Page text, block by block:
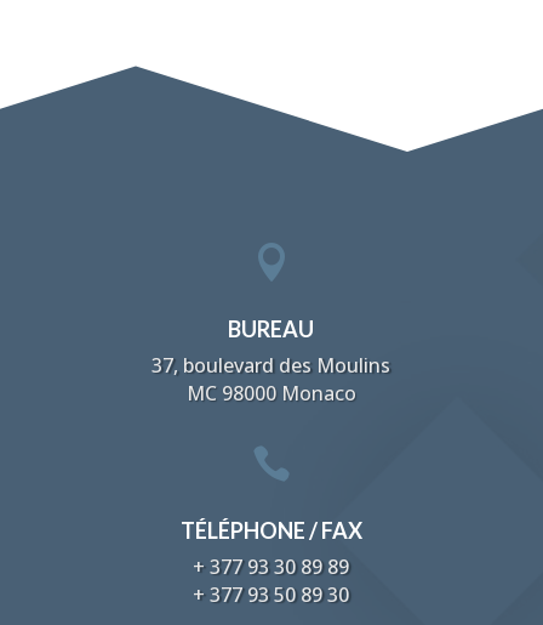

BUREAU
37, boulevard des Moulins
MC 98000 Monaco

TÉLÉPHONE / FAX
+ 377 93 30 89 89
+ 377 93 50 89 30